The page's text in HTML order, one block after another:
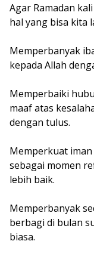
Agar Ramadan
hal yang bisa kita
Memperbanyak
kepada Allah
Memperbaiki
maaf atas
dengan tulus.
Memperkuat iman
sebagai momen
lebih baik.
Memperbanyak
berbagi di bulan
biasa.